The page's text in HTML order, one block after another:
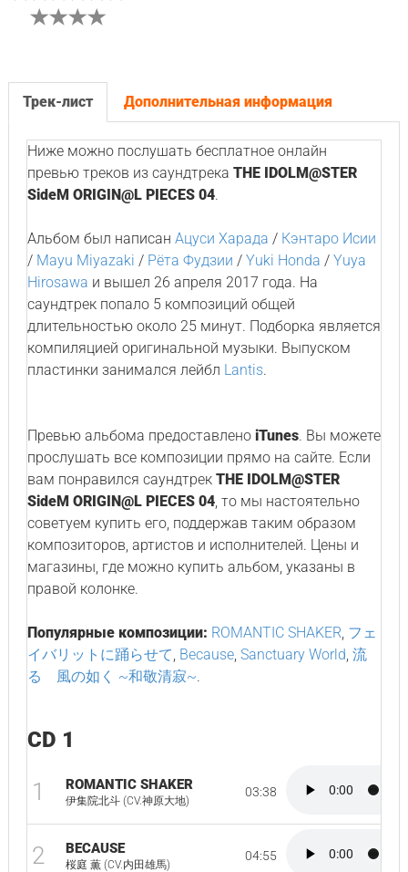
Трек-лист Дополнительная информация
Ниже можно послушать бесплатное онлайн
превью треков из саундтрека THE IDOLM@STER
SideM ORIGIN@L PIECES 04.
Альбом был написан Ацуси Харада / Кэнтаро Исии
/ Mayu Miyazaki / Рёта Фудзии / Yuki Honda / Yuya
Hirosawa и вышел 26 апреля 2017 года. На
саундтрек попало 5 композиций общей
длительностью около 25 минут. Подборка является
компиляцией оригинальной музыки. Выпуском
пластинки занимался лейбл Lantis.
Превью альбома предоставлено iTunes. Вы можете
прослушать все композиции прямо на сайте. Если
вам понравился саундтрек THE IDOLM@STER
SideM ORIGIN@L PIECES 04, то мы настоятельно
советуем купить его, поддержав таким образом
композиторов, артистов и исполнителей. Цены и
магазины, где можно купить альбом, указаны в
правой колонке.
Популярные композиции: ROMANTIC SHAKER, フェ
イバリットに踊らせて, Because, Sanctuary World, 流
るゝ風の如く ~和敬清寂~.
CD 1
1 ROMANTIC SHAKER
伊集院北斗 (CV.神原大地)
03:38
2 BECAUSE
桜庭 薫 (CV.内田雄馬)
04:55